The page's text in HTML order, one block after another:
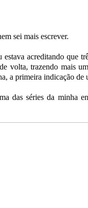
sei mais escrever.
acreditando que
volta, trazendo mais
a primeira indicação de
das séries da minha